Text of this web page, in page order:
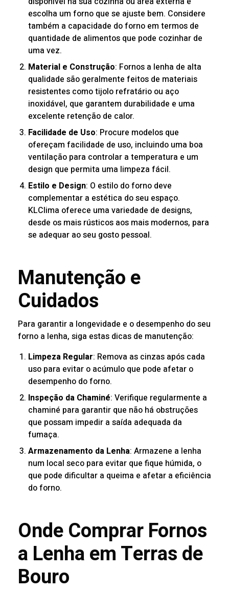
escolha um forno que se ajuste bem. Considere
também a capacidade do forno em termos de
quantidade de alimentos que pode cozinhar de
uma vez.
Material e Construção: Fornos a lenha de alta
qualidade são geralmente feitos de materiais
resistentes como tijolo refratário ou aço
inoxidável, que garantem durabilidade e uma
excelente retenção de calor.
Facilidade de Uso: Procure modelos que
ofereçam facilidade de uso, incluindo uma boa
ventilação para controlar a temperatura e um
design que permita uma limpeza fácil.
Estilo e Design: O estilo do forno deve
complementar a estética do seu espaço.
KLClima oferece uma variedade de designs,
desde os mais rústicos aos mais modernos, para
se adequar ao seu gosto pessoal.
Manutenção e
Cuidados
Para garantir a longevidade e o desempenho do seu
forno a lenha, siga estas dicas de manutenção:
Limpeza Regular: Remova as cinzas após cada
uso para evitar o acúmulo que pode afetar o
desempenho do forno.
Inspeção da Chaminé: Verifique regularmente a
chaminé para garantir que não há obstruções
que possam impedir a saída adequada da
fumaça.
Armazenamento da Lenha: Armazene a lenha
num local seco para evitar que fique húmida, o
que pode dificultar a queima e afetar a eficiência
do forno.
Onde Comprar Fornos
a Lenha em Terras de
Bouro